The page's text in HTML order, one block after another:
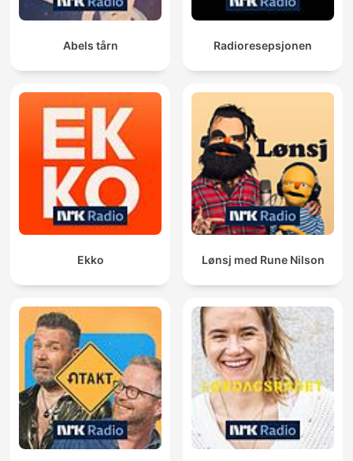
Abels tårn Radioresepsjonen
Ekko Lønsj med Rune Nilson